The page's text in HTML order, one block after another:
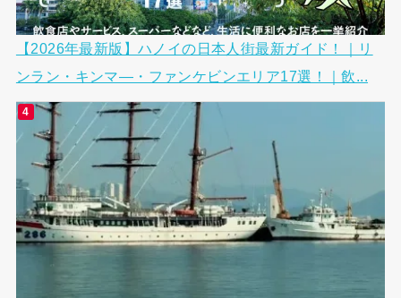
【2026年最新版】ハノイの日本人街最新ガイド！｜リ
ンラン・キンマ―・ファンケビンエリア17選！｜飲...